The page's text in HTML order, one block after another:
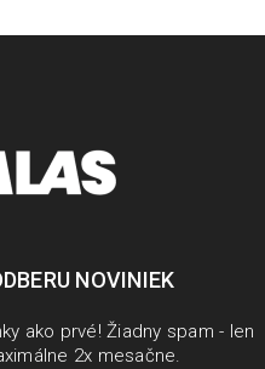
NOVINIEK
ako prvé! Žiadny spam - len
2x mesačne.